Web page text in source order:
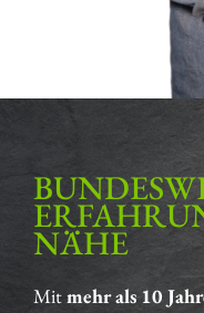
NÄHE
Mitmehr als 10